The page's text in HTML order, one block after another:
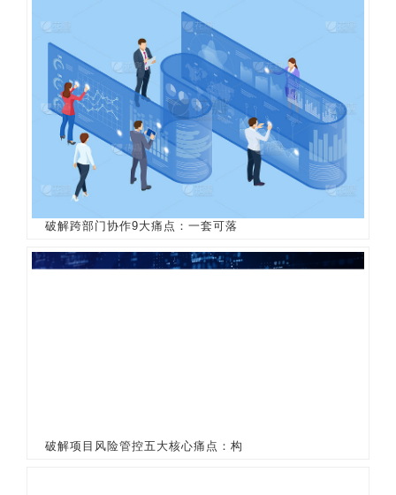
破解跨部门协作9大痛点：一套可落
破解项目风险管控五大核心痛点：构